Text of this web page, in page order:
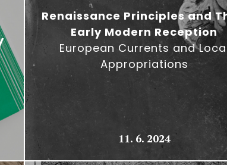
Renaissance Principles and
Early Modern Reception
European Currents and
Appropriations
11. 6. 2024